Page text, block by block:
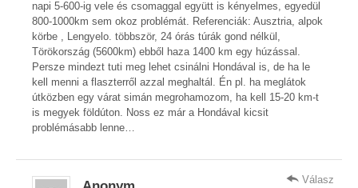
napi 5-600-ig vele és csomaggal együtt is kényelmes, egyedül
800-1000km sem okoz problémát. Referenciák: Ausztria, alpok
körbe , Lengyelo. többször, 24 órás túrák gond nélkül,
Törökország (5600km) ebből haza 1400 km egy húzással.
Persze mindezt tuti meg lehet csinálni Hondával is, de ha le
kell menni a flaszterről azzal meghaltál. Én pl. ha meglátok
útközben egy várat simán megrohamozom, ha kell 15-20 km-t
is megyek földúton. Noss ez már a Hondával kicsit
problémásabb lenne…
Válasz